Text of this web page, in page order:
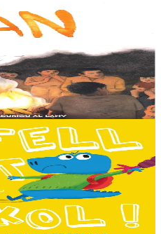
ma vez goloet ar menezioù
kludet ar gêriadennig vaya
!
ha Dinosaorig. Ne fell
ar c'hentelioù avat e vo ur